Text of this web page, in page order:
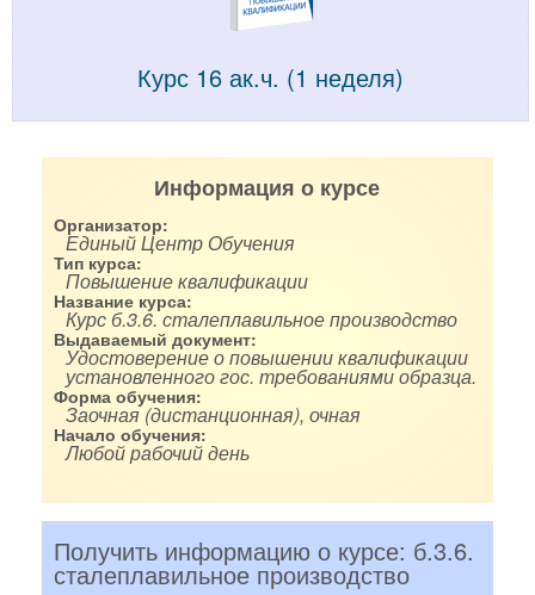
Курс 16 ак.ч. (1 неделя)
Информация о курсе
Организатор:
Единый Центр Обучения
Тип курса:
Повышение квалификации
Название курса:
Курс б.3.6. сталеплавильное производство
Выдаваемый документ:
Удостоверение о повышении квалификации
установленного гос. требованиями образца.
Форма обучения:
Заочная (дистанционная), очная
Начало обучения:
Любой рабочий день
Получить информацию о курсе: б.3.6.
сталеплавильное производство